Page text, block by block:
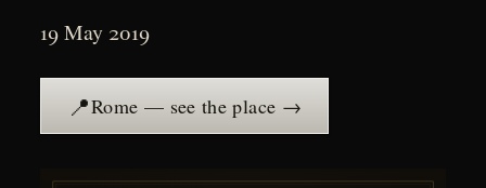
19 May 2019
📍Rome — see the place →